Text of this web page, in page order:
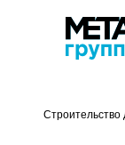
Строительство